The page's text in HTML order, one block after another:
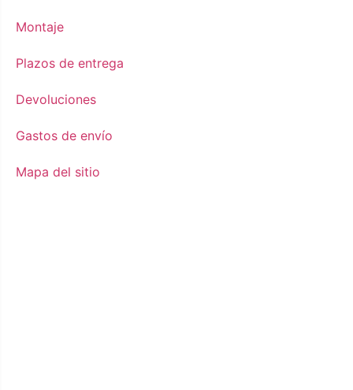
Montaje
Plazos de entrega
Devoluciones
Gastos de envío
Mapa del sitio